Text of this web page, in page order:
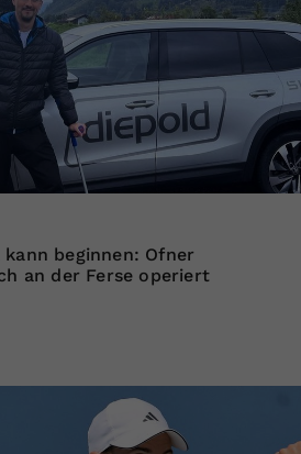
kann beginnen: Ofner
an der Ferse operiert